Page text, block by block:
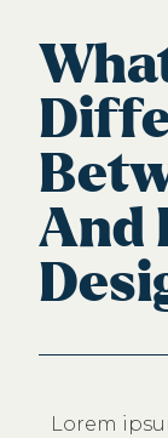
And
Lorem